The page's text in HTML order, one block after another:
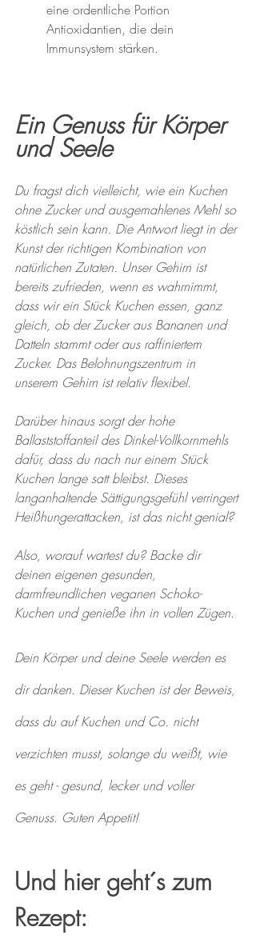
eine ordentliche Portion
Antioxidantien, die dein
Immunsystem stärken.
Ein Genuss für Körper
und Seele
Du fragst dich vielleicht, wie ein Kuchen
ohne Zucker und ausgemahlenes Mehl so
köstlich sein kann. Die Antwort liegt in der
Kunst der richtigen Kombination von
natürlichen Zutaten. Unser Gehirn ist
bereits zufrieden, wenn es wahrnimmt,
dass wir ein Stück Kuchen essen, ganz
gleich, ob der Zucker aus Bananen und
Datteln stammt oder aus raffiniertem
Zucker. Das Belohnungszentrum in
unserem Gehirn ist relativ flexibel.
Darüber hinaus sorgt der hohe
Ballaststoffanteil des Dinkel-Vollkornmehls
dafür, dass du nach nur einem Stück
Kuchen lange satt bleibst. Dieses
langanhaltende Sättigungsgefühl verringert
Heißhungerattacken, ist das nicht genial?
Also, worauf wartest du? Backe dir
deinen eigenen gesunden,
darmfreundlichen veganen Schoko-
Kuchen und genieße ihn in vollen Zügen.
Dein Körper und deine Seele werden es
dir danken. Dieser Kuchen ist der Beweis,
dass du auf Kuchen und Co. nicht
verzichten musst, solange du weißt, wie
es geht - gesund, lecker und voller
Genuss. Guten Appetit!
Und hier geht´s zum
Rezept: